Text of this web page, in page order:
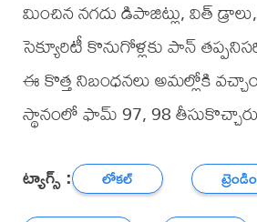
మించిన నగదు డిపాజిట్లు, విత్
సెక్యూరిటీ కొనుగోళ్లకు పాన్
ఈ కొత్త నిబంధనలు అమల్లోకి
స్థానంలో ఫామ్ 97, 98
ట్యాగ్స్ : లోకల్